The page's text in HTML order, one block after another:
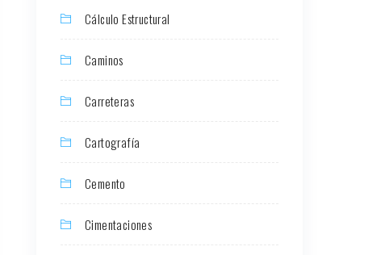
Cálculo Estructural
Caminos
Carreteras
Cartografía
Cemento
Cimentaciones